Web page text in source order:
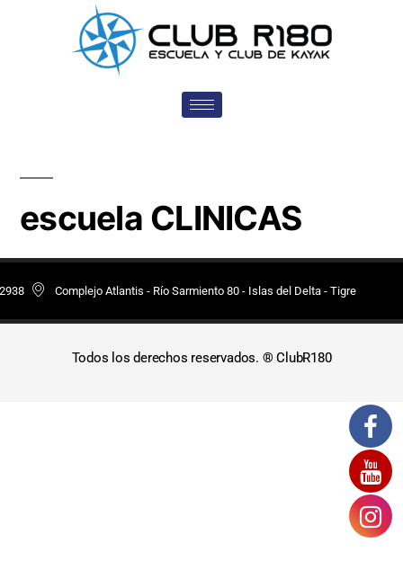
escuela CLINICAS
Complejo Atlantis - Río Sarmiento 80 - Islas del Delta - Tigre
Todos los derechos reservados. ® ClubR180